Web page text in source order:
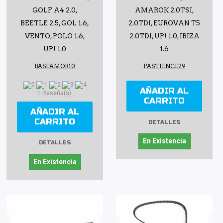
GOLF A4 2.0,
BEETLE 2.5, GOL 1.6,
VENTO, POLO 1.6,
UP! 1.0
BASEAMOR10
1 Reseña(s)
AÑADIR AL
CARRITO
DETALLES
En Existencia
AMAROK 2.0TSI,
2.0TDI, EUROVAN T5
2.0TDI, UP! 1.0, IBIZA
1.6
PASTIENCE29
AÑADIR AL
CARRITO
DETALLES
En Existencia